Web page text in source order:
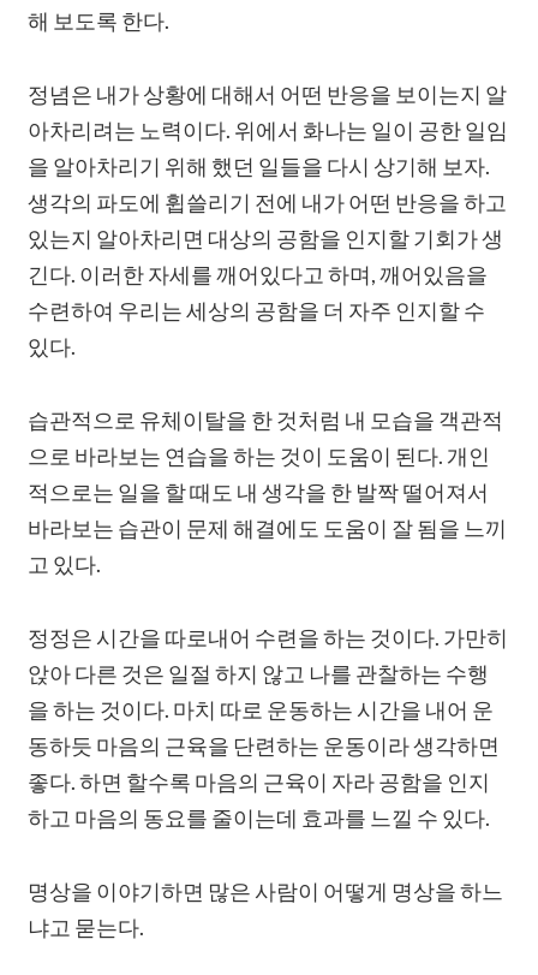
해 보도록 한다.
정념은 내가 상황에 대해서 어떤 반응을 보이는지 알
아차리려는 노력이다. 위에서 화나는 일이 공한 일임
을 알아차리기 위해 했던 일들을 다시 상기해 보자.
생각의 파도에 휩쓸리기 전에 내가 어떤 반응을 하고
있는지 알아차리면 대상의 공함을 인지할 기회가 생
긴다. 이러한 자세를 깨어있다고 하며, 깨어있음을
수련하여 우리는 세상의 공함을 더 자주 인지할 수
있다.
습관적으로 유체이탈을 한 것처럼 내 모습을 객관적
으로 바라보는 연습을 하는 것이 도움이 된다. 개인
적으로는 일을 할 때도 내 생각을 한 발짝 떨어져서
바라보는 습관이 문제 해결에도 도움이 잘 됨을 느끼
고 있다.
정정은 시간을 따로내어 수련을 하는 것이다. 가만히
앉아 다른 것은 일절 하지 않고 나를 관찰하는 수행
을 하는 것이다. 마치 따로 운동하는 시간을 내어 운
동하듯 마음의 근육을 단련하는 운동이라 생각하면
좋다. 하면 할수록 마음의 근육이 자라 공함을 인지
하고 마음의 동요를 줄이는데 효과를 느낄 수 있다.
명상을 이야기하면 많은 사람이 어떻게 명상을 하느
냐고 묻는다.